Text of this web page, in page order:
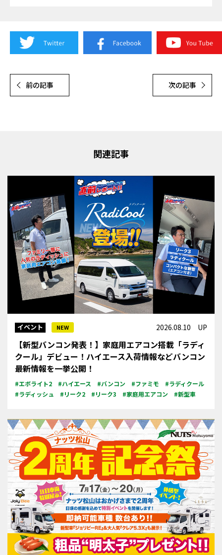
前の記事 次の記事
関連記事
イベント NEW 2026.08.10 UP
【新型バンコン発表！】家庭用エアコン搭載「ラディ
クール」デビュー！ハイエース入荷情報などバンコン
最新情報を一挙公開！
#エボライト2 #ハイエース #バンコン #ファミモ
#ラディクール
#ラディッシュ
#リーク2 #リーク3 #家庭用エアコン #新型車